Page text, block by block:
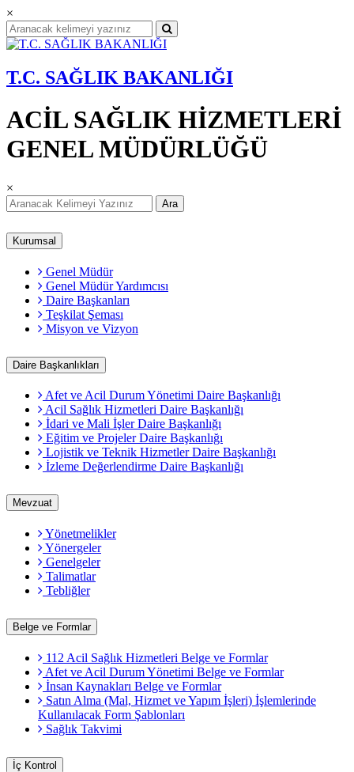
×
T.C. SAĞLIK BAKANLIĞI
ACİL SAĞLIK HİZMETLERİ
GENEL MÜDÜRLÜĞÜ
×
Ara
Kurumsal
Genel Müdür
Genel Müdür Yardımcısı
Daire Başkanları
Teşkilat Şeması
Misyon ve Vizyon
Daire Başkanlıkları
Afet ve Acil Durum Yönetimi Daire Başkanlığı
Acil Sağlık Hizmetleri Daire Başkanlığı
İdari ve Mali İşler Daire Başkanlığı
Eğitim ve Projeler Daire Başkanlığı
Lojistik ve Teknik Hizmetler Daire Başkanlığı
İzleme Değerlendirme Daire Başkanlığı
Mevzuat
Yönetmelikler
Yönergeler
Genelgeler
Talimatlar
Tebliğler
Belge ve Formlar
112 Acil Sağlık Hizmetleri Belge ve Formlar
Afet ve Acil Durum Yönetimi Belge ve Formlar
İnsan Kaynakları Belge ve Formlar
Satın Alma (Mal, Hizmet ve Yapım İşleri) İşlemlerinde
Kullanılacak Form Şablonları
Sağlık Takvimi
İç Kontrol